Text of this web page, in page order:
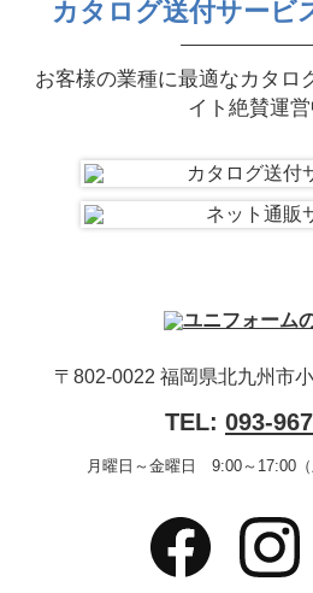
カタログ送付サービ
お客様の業種に最適なカタロ
イト絶賛運営
〒802-0022 福岡県北九州市
TEL: 093-
月曜日～金曜日 9:00～17:00（